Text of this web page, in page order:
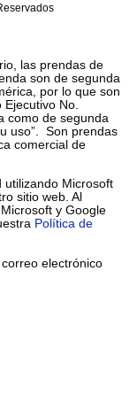
las prendas de
son de segunda
por lo que son
No.
como de segunda
uso”. Son prendas
comercial de
utilizando Microsoft
sitio web. Al
y Google
Política de
electrónico